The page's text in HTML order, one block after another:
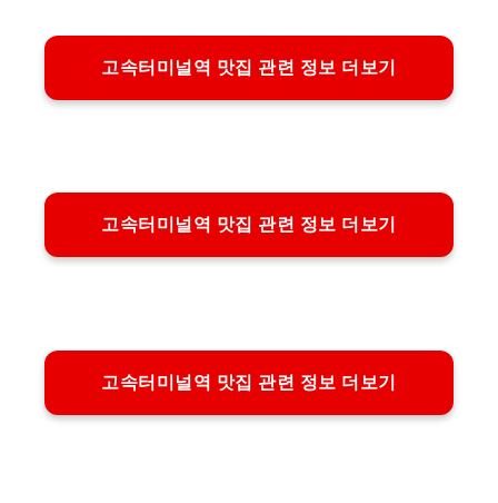
고속터미널역 맛집 관련 정보 더보기
고속터미널역 맛집 관련 정보 더보기
고속터미널역 맛집 관련 정보 더보기